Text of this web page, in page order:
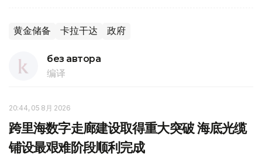
黄金储备 卡拉干达 政府
без автора
编译
20:44, 05 8月 2026
跨里海数字走廊建设取得重大突破 海底光缆
铺设最艰难阶段顺利完成